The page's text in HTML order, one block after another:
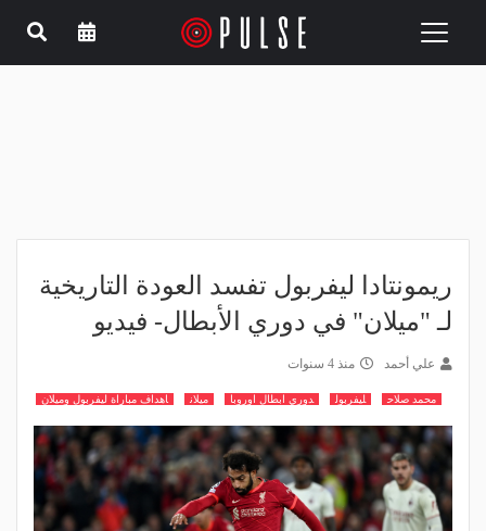
Toggle
ريمونتادا ليفربول تفسد العودة التاريخية
لـ "ميلان" في دوري الأبطال- فيديو
علي أحمد منذ 4 سنوات
محمد صلاح ليفربول دوري ابطال اوروبا ميلان اهداف مباراة ليفربول وميلان